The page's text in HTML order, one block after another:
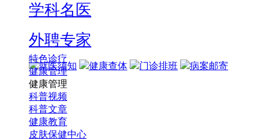
学科名医
外聘专家
就医须知 健康查体 门诊排班 病案邮寄
特色诊疗
健康管理
健康管理
科普视频
科普文章
健康教育
皮肤保健中心